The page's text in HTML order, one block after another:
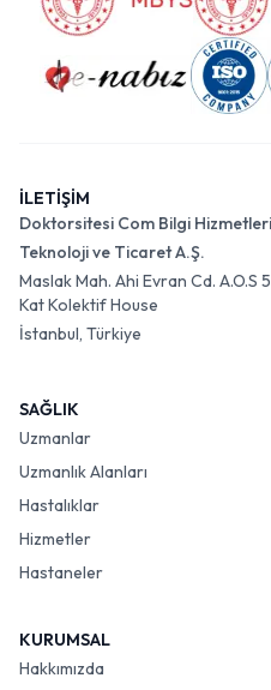
İLETİŞİM
Doktorsitesi Com Bilgi Hizmetleri
Teknoloji ve Ticaret A.Ş.
Maslak Mah. Ahi Evran Cd. A.O.S
Kat Kolektif House
İstanbul, Türkiye
SAĞLIK
Uzmanlar
Uzmanlık Alanları
Hastalıklar
Hizmetler
Hastaneler
KURUMSAL
Hakkımızda